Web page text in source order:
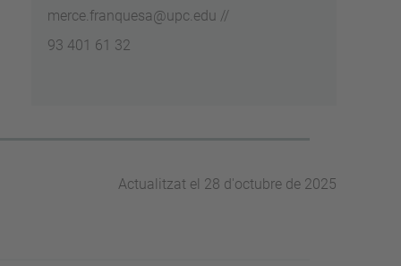
merce.franquesa@upc.edu //
93 401 61 32
Actualitzat el 28 d'octubre de 2025